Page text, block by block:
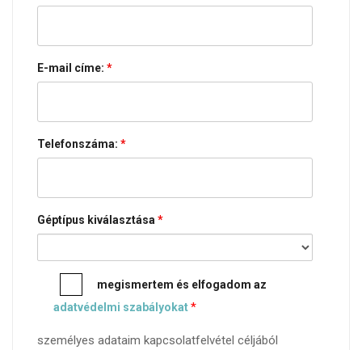
E-mail címe: *
Telefonszáma: *
Géptípus kiválasztása*
megismertem és elfogadom az
adatvédelmi szabályokat*
személyes adataim kapcsolatfelvétel céljából